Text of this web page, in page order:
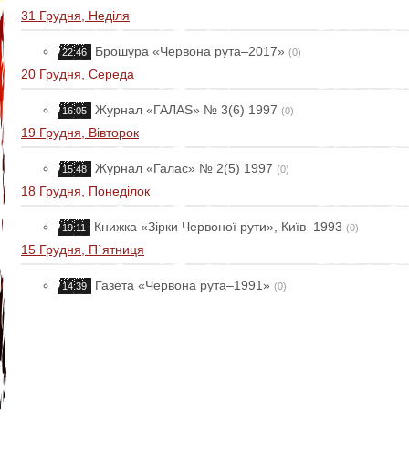
31 Грудня, Неділя
22:46 Брошура «Червона рута–2017» (0)
20 Грудня, Середа
16:05 Журнал «ГАЛАS» № 3(6) 1997 (0)
19 Грудня, Вівторок
15:48 Журнал «Галас» № 2(5) 1997 (0)
18 Грудня, Понеділок
19:11 Книжка «Зірки Червоної рути», Київ–1993 (0)
15 Грудня, П`ятниця
14:39 Газета «Червона рута–1991» (0)